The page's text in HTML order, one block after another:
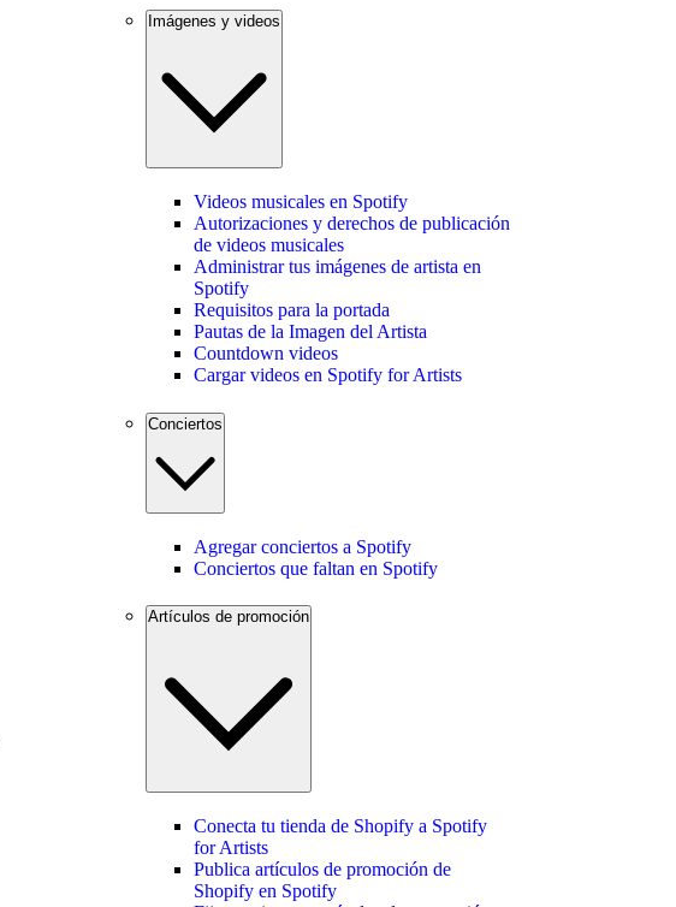
Imágenes y videos
Videos musicales en Spotify
Autorizaciones y derechos de publicación
de videos musicales
Administrar tus imágenes de artista en
Spotify
Requisitos para la portada
Pautas de la Imagen del Artista
Countdown videos
Cargar videos en Spotify for Artists
Conciertos
Agregar conciertos a Spotify
Conciertos que faltan en Spotify
Artículos de promoción
Conecta tu tienda de Shopify a Spotify
for Artists
Publica artículos de promoción de
Shopify en Spotify